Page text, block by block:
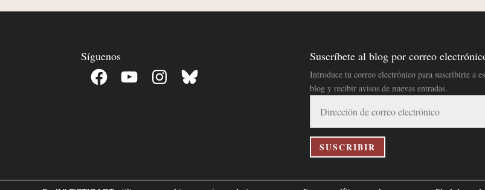
Síguenos
FacebookYouTube InstagramBluesky
Suscríbete al blog por correo
Introduce tu correo electrónico para suscribirte a
blog y recibir avisos de nuevas entradas.
correo
electrónico
SUSCRIBIR